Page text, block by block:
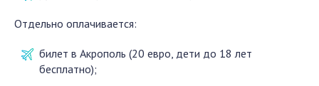
Отдельно оплачивается:
билет в Акрополь (20 евро, дети до 18 лет
бесплатно);